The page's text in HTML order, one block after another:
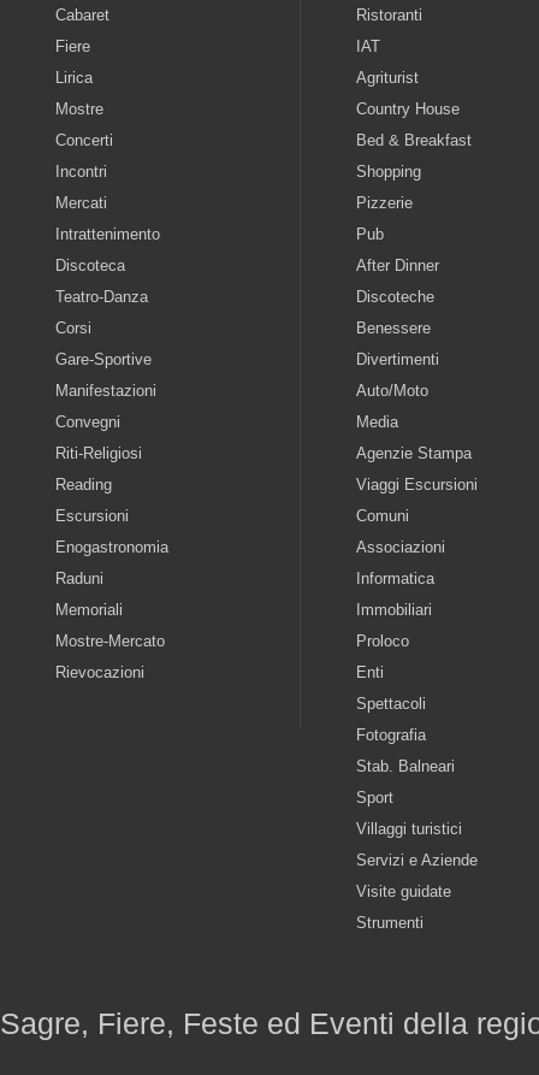
Cabaret
Fiere
Lirica
Mostre
Concerti
Incontri
Mercati
Intrattenimento
Discoteca
Teatro-Danza
Corsi
Gare-Sportive
Manifestazioni
Convegni
Riti-Religiosi
Reading
Escursioni
Enogastronomia
Raduni
Memoriali
Mostre-Mercato
Rievocazioni
Ristoranti
IAT
Agriturist
Country House
Bed & Breakfast
Shopping
Pizzerie
Pub
After Dinner
Discoteche
Benessere
Divertimenti
Auto/Moto
Media
Agenzie Stampa
Viaggi Escursioni
Comuni
Associazioni
Informatica
Immobiliari
Proloco
Enti
Spettacoli
Fotografia
Stab. Balneari
Sport
Villaggi turistici
Servizi e Aziende
Visite guidate
Strumenti
Sagre, Fiere, Feste ed Eventi della